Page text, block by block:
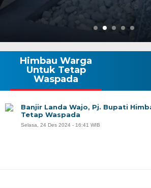
Himbau Warga
Untuk Tetap
Waspada
Banjir Landa Wajo, Pj. Bupati
Tetap Waspada
Selasa, 24 Des 2024 - 16:41 WIB